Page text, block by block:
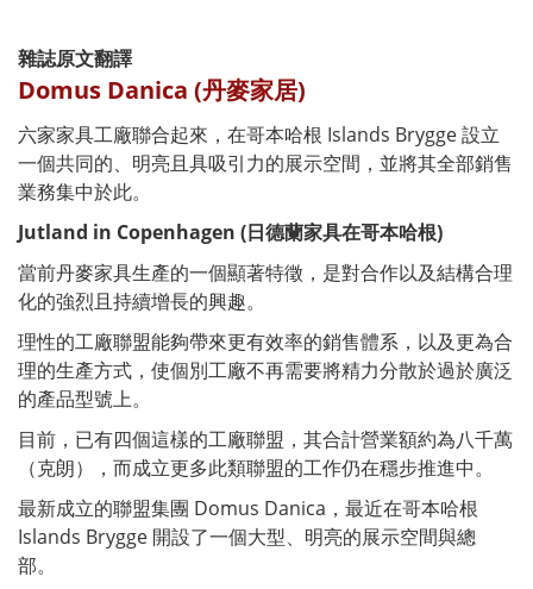
雜誌原文翻譯
Domus Danica (丹麥家居)
六家家具工廠聯合起來，在哥本哈根 Islands Brygge 設立
一個共同的、明亮且具吸引力的展示空間，並將其全部銷售
業務集中於此。
Jutland in Copenhagen (日德蘭家具在哥本哈根)
當前丹麥家具生產的一個顯著特徵，是對合作以及結構合理
化的強烈且持續增長的興趣。
理性的工廠聯盟能夠帶來更有效率的銷售體系，以及更為合
理的生產方式，使個別工廠不再需要將精力分散於過於廣泛
的產品型號上。
目前，已有四個這樣的工廠聯盟，其合計營業額約為八千萬
（克朗），而成立更多此類聯盟的工作仍在穩步推進中。
最新成立的聯盟集團 Domus Danica，最近在哥本哈根
Islands Brygge 開設了一個大型、明亮的展示空間與總
部。